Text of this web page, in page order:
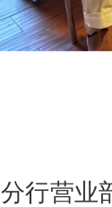
分行营业